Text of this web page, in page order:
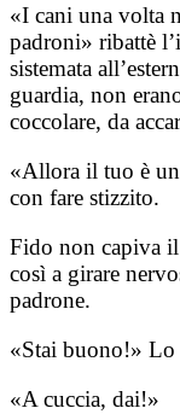
«I cani una volta
padroni» ribattè
sistemata
guardia, non
coccolare, da
«Allora il tuo è
con fare stizzito.
Fido non capiva
così a girare
padrone.
«Stai buono!»
«A cuccia, dai!»